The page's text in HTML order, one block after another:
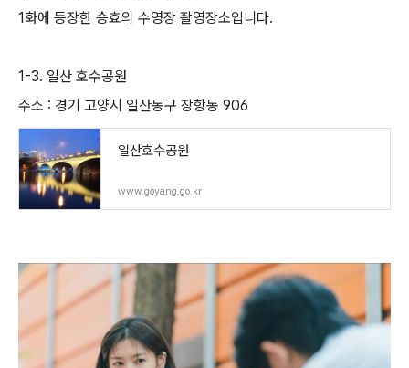
1화에 등장한 승효의 수영장 촬영장소입니다.
1-3. 일산 호수공원
주소 : 경기 고양시 일산동구 장항동 906
일산호수공원
www.goyang.go.kr